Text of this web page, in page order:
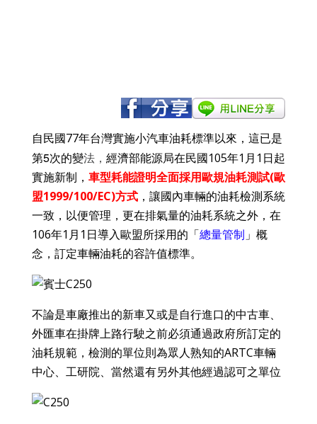
自民國77年台灣實施小汽車油耗標準以來，這已是
第5次的變法， 經濟部能源局在民國105年1月1日起
實施新制， 車型耗能證明全面採用歐規油耗測試(歐
盟1999/100/EC)方式，讓國內車輛的油耗檢測系統
一致，以便管理，更在排氣量的油耗系統之外，在
106年1月1日導入歐盟所採用的「總量管制 」概
念，訂定車輛油耗的容許值標準。
不論是車廠推出的新車又或是自行進口的中古車、
外匯車在掛牌上路行駛之前必須通過政府所訂定的
油耗規範，檢測的單位則為眾人熟知的ARTC車輛
中心、工研院、當然還有另外其他經過認可之單位